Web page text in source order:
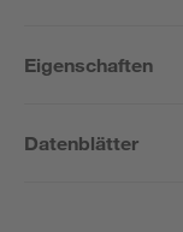
Eigenschaften
Datenblätter